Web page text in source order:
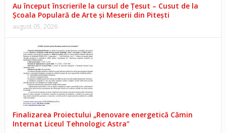
Au început înscrierile la cursul de Țesut – Cusut de la
Școala Populară de Arte și Meserii din Pitești
august 05, 2026
Finalizarea Proiectului „Renovare energetică Cămin
Internat Liceul Tehnologic Astra”